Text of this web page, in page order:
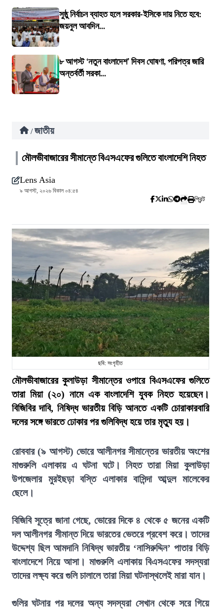
সুষ্ঠু নির্বাচন ব্যাহত হলে সরকার-ইসিকে দায় নিতে হবে:
জয়নুল আবদিন...
৮ আগস্ট ‘নতুন বাংলাদেশ’ দিবস ঘোষণা, পরিপত্র জারি
অন্তর্বর্তী সরকা...
/ জাতীয়
মৌলভীবাজারের সীমান্তে বিএসএফের গুলিতে বাংলাদেশি নিহত
Lens Asia
৯ আগস্ট, ২০২৬ বিকাল ০৪:৫৪
প্রিন্ট
ছবি: সংগৃহীত
মৌলভীবাজারের কুলাউড়া সীমান্তের ওপারে বিএসএফের গুলিতে
তারা মিয়া (২০) নামে এক বাংলাদেশি যুবক নিহত হয়েছেন।
বিজিবির দাবি, নিষিদ্ধ ভারতীয় বিড়ি আনতে একটি চোরাকারবারি
দলের সঙ্গে ভারতে ঢোকার পর গুলিবিদ্ধ হয়ে তার মৃত্যু হয়।
রোববার (৯ আগস্ট) ভোরে আলীনগর সীমান্তের ভারতীয় অংশের
মাগুরুলি এলাকায় এ ঘটনা ঘটে। নিহত তারা মিয়া কুলাউড়া
উপজেলার মুরইছড়া বস্তি এলাকার বাসিন্দা আব্দুল মালেকের
ছেলে।
বিজিবি সূত্রে জানা গেছে, ভোরের দিকে ৪ থেকে ৫ জনের একটি
দল আলীনগর সীমান্ত দিয়ে ভারতের ভেতরে প্রবেশ করে। তাদের
উদ্দেশ্য ছিল আমদানি নিষিদ্ধ ভারতীয় ‘নাসিরুদ্দিন’ পাতার বিড়ি
বাংলাদেশে নিয়ে আসা। মাগুরুলি এলাকায় বিএসএফের সদস্যরা
তাদের লক্ষ্য করে গুলি চালালে তারা মিয়া ঘটনাস্থলেই মারা যান।
গুলির ঘটনার পর দলের অন্য সদস্যরা সেখান থেকে সরে গিয়ে